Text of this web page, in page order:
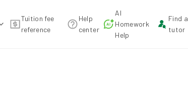
Tuition fee
reference
Help
center
AI
Homework
Help
Find a
tutor
recommendation